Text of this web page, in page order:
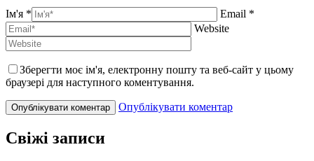
Ім'я *
Email *
Website
Зберегти моє ім'я, електронну пошту та веб-сайт у цьому
браузері для наступного коментування.
Опублікувати коментар
Свіжі записи